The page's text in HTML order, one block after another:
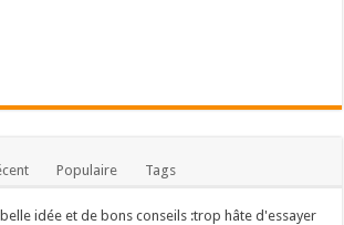
Populaire Tags
idée et de bons conseils :trop hâte d'essayer